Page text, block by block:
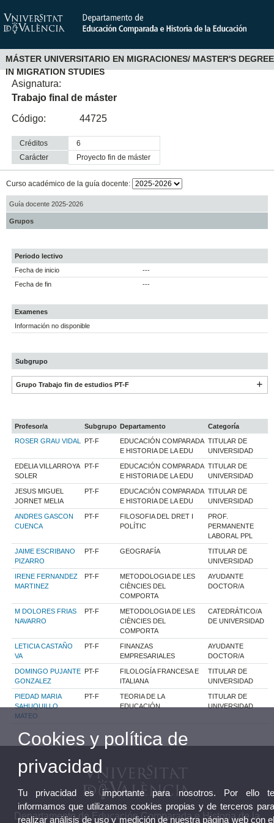
MÁSTER UNIVERSITARIO EN MIGRACIONES/ MASTER'S DEGREE
IN MIGRATION STUDIES
Asignatura:
Trabajo final de máster
Código:
44725
Créditos
6
Carácter
proyecto fin de máster
Curso académico de la guía docente:
Guía docente 2025-2026
Grupos
Periodo lectivo
Fecha de inicio
---
Fecha de fin
---
Examenes
Información no disponible
Subgrupo
Grupo Trabajo fin de estudios PT-F
Profesor/a Subgrupo Departamento
Categoría
ROSER GRAU VIDAL
PT-F
EDUCACIÓN COMPARADA
E HISTORIA DE LA EDU
TITULAR DE
UNIVERSIDAD
EDELIA VILLARROYA
SOLER
PT-F
EDUCACIÓN COMPARADA
E HISTORIA DE LA EDU
TITULAR DE
UNIVERSIDAD
JESUS MIGUEL
JORNET MELIA
PT-F
EDUCACIÓN COMPARADA
E HISTORIA DE LA EDU
TITULAR DE
UNIVERSIDAD
ANDRES GASCON
CUENCA
PT-F
FILOSOFIA DEL DRET I
POLÍTIC
PROF.
PERMANENTE
LABORAL PPL
JAIME ESCRIBANO
PIZARRO
PT-F GEOGRAFÍA
TITULAR DE
UNIVERSIDAD
IRENE FERNANDEZ
MARTINEZ
PT-F
METODOLOGIA DE LES
CIÈNCIES DEL
COMPORTA
AYUDANTE
DOCTOR/A
M DOLORES FRIAS
NAVARRO
PT-F
METODOLOGIA DE LES
CIÈNCIES DEL
COMPORTA
CATEDRÁTICO/A
DE UNIVERSIDAD
LETICIA CASTAÑO
VA
PT-F
FINANZAS
EMPRESARIALES
AYUDANTE
DOCTOR/A
DOMINGO PUJANTE
GONZALEZ
PT-F
FILOLOGÍA FRANCESA E
ITALIANA
TITULAR DE
UNIVERSIDAD
PIEDAD MARIA
SAHUQUILLO
MATEO
PT-F
TEORIA DE LA
EDUCACIÓN
TITULAR DE
UNIVERSIDAD
Departamento de Educación Comparada e Historia de la
Cookies y política de
privacidad
Tu privacidad es importante para nosotros. Por ello
informamos que utilizamos cookies propias y de terceros
realizar análisis de uso y medición de nuestra página web con